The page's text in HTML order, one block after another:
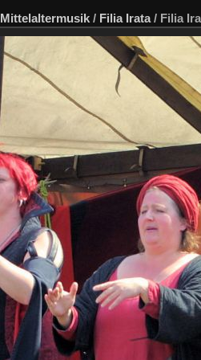
Mittelaltermusik / Filia Irata/ Filia